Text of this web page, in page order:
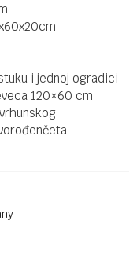
i jednoj ogradici
120×60 cm